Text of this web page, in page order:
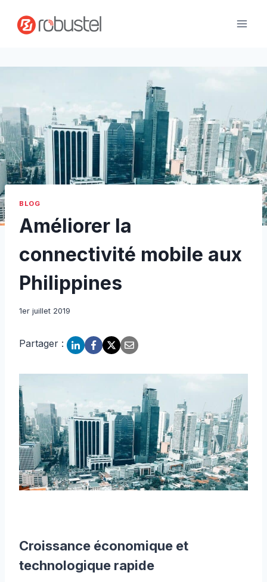
contenu
BLOG
Améliorer la
connectivité mobile aux
Philippines
1er juillet 2019
Partager :
Croissance économique et
technologique rapide